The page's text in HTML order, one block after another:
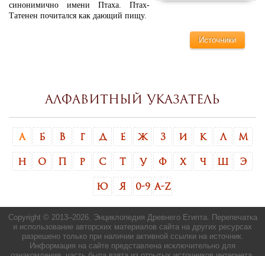
синонимично имени Птаха. Птах-
Татенен почитался как дающий пищу.
Источники
Алфавитный указатель
А Б В Г Д Е Ж З И К Л М
Н О Р С Т У Ф Х Ч Э
Ю Я 0-9 A-Z
Copyright © 2013–2026. Энциклопедия Древнего Египта. Перепечатка
и использование авторских материалов сайта на других ресурсах
разрешено только при наличии активной ссылки на источник.
Информация на сайте представлена исключительно для